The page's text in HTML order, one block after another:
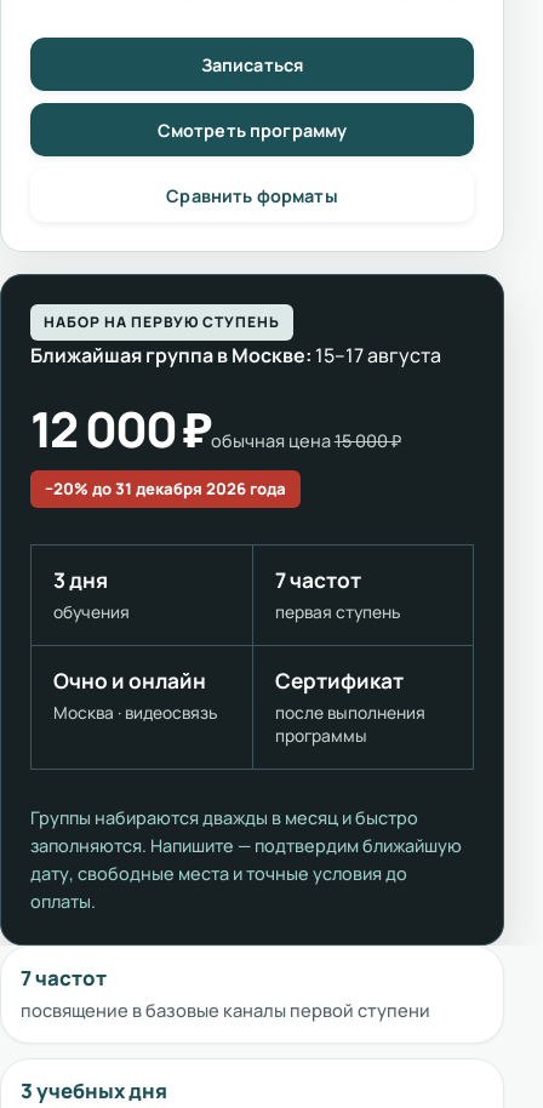
Записаться
Смотреть программу
Сравнить форматы
НАБОР НА ПЕРВУЮ СТУПЕНЬ
Ближайшая группа в Москве: 15–17 августа
12 000 ₽обычная цена15 000 ₽
−20% до 31 декабря 2026 года
3 дня
обучения
7 частот
первая ступень
Очно и онлайн
Москва · видеосвязь
Сертификат
после выполнения
программы
Группы набираются дважды в месяц и быстро
заполняются. Напишите — подтвердим ближайшую
дату, свободные места и точные условия до
оплаты.
7 частот
посвящение в базовые каналы первой ступени
3 учебных дня